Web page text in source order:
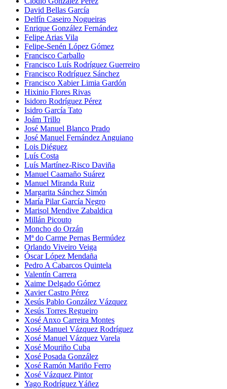
David Bellas García
Delfín Caseiro Nogueiras
Enrique González Fernández
Felipe Arias Vila
Felipe-Senén López Gómez
Francisco Carballo
Francisco Luís Rodríguez Guerreiro
Francisco Rodríguez Sánchez
Francisco Xabier Limia Gardón
Hixinio Flores Rivas
Isidoro Rodríguez Pérez
Isidro García Tato
Joám Trillo
José Manuel Blanco Prado
José Manuel Fernández Anguiano
Lois Diéguez
Luís Costa
Luís Martínez-Risco Daviña
Manuel Caamaño Suárez
Manuel Miranda Ruiz
Margarita Sánchez Simón
María Pilar García Negro
Marisol Mendive Zabaldica
Millán Picouto
Moncho do Orzán
Mª do Carme Pernas Bermúdez
Orlando Viveiro Veiga
Óscar López Mendaña
Pedro A Cabarcos Quintela
Valentín Carrera
Xaime Delgado Gómez
Xavier Castro Pérez
Xesús Pablo González Vázquez
Xesús Torres Regueiro
Xosé Anxo Carreira Montes
Xosé Manuel Vázquez Rodríguez
Xosé Manuel Vázquez Varela
Xosé Mouriño Cuba
Xosé Posada González
Xosé Ramón Mariño Ferro
Xosé Vázquez Pintor
Yago Rodríguez Yáñez